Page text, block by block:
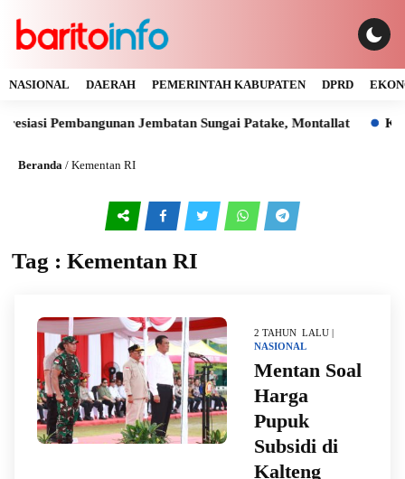
NASIONAL DAERAH PEMERINTAH KABUPATEN DPRD
Pembangunan Jembatan Sungai Patake, Montallat
Beranda / Kementan RI
Tag : Kementan RI
2 TAHUN LALU |
NASIONAL
Mentan Soal
Harga
Pupuk
Subsidi di
Kalteng